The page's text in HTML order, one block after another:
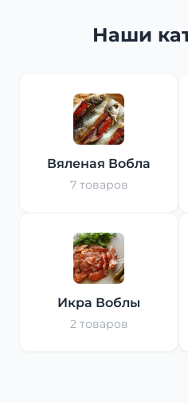
Наши
Вяленая Вобла
7 товаров
Икра Воблы
2 товаров